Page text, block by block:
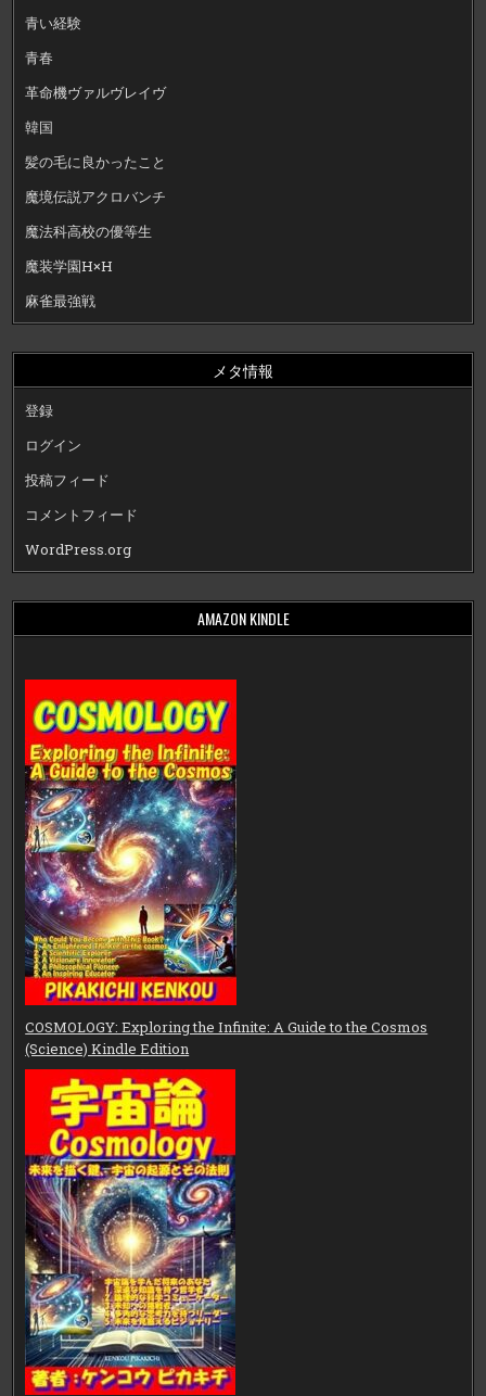
青い経験
青春
革命機ヴァルヴレイヴ
韓国
髪の毛に良かったこと
魔境伝説アクロバンチ
魔法科高校の優等生
魔装学園H×H
麻雀最強戦
メタ情報
登録
ログイン
投稿フィード
コメントフィード
WordPress.org
AMAZON KINDLE
COSMOLOGY: Exploring the Infinite: A Guide to the Cosmos
(Science) Kindle Edition